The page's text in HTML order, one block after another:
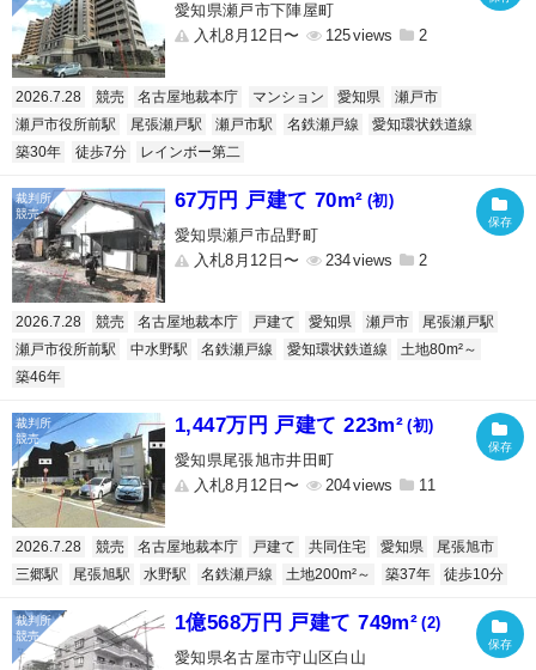
愛知県瀬戸市下陣屋町
入札8月12日〜
125 2
2026.7.28 競売 名古屋地裁本庁 マンション 愛知県
瀬戸市
瀬戸市役所前駅
尾張瀬戸駅 瀬戸市駅 名鉄瀬戸線
愛知環状鉄道線
築30年
徒歩7分 レインボー第二
67万円 戸建て 70m² (初)
愛知県瀬戸市品野町
入札8月12日〜
234 2
2026.7.28 競売 名古屋地裁本庁 戸建て 愛知県 瀬戸市
尾張瀬戸駅
瀬戸市役所前駅
中水野駅 名鉄瀬戸線 愛知環状鉄道線
土地80m²～
築46年
1,447万円 戸建て 223m² (初)
愛知県尾張旭市井田町
入札8月12日〜
204 11
2026.7.28 競売 名古屋地裁本庁 戸建て 共同住宅 愛知県
尾張旭市
三郷駅
尾張旭駅 水野駅 名鉄瀬戸線 土地200m²～ 築37年 徒歩10分
1億568万円 戸建て 749m² (2)
愛知県名古屋市守山区白山